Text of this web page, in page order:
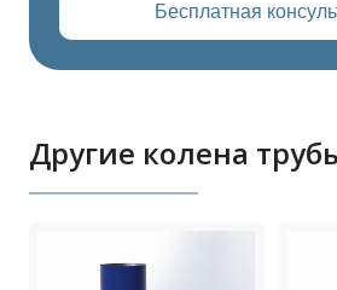
Бесплатная
Другие колена